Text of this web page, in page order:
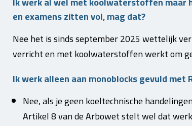
en examens zitten vol, mag dat?
Nee het is sinds september 2025 wettelijk
verricht en met koolwaterstoffen werkt om
Ik werk alleen aan monoblocks gevuld met
Nee, als je geen koeltechnische
Artikel 8 van de Arbowet stelt wel dat